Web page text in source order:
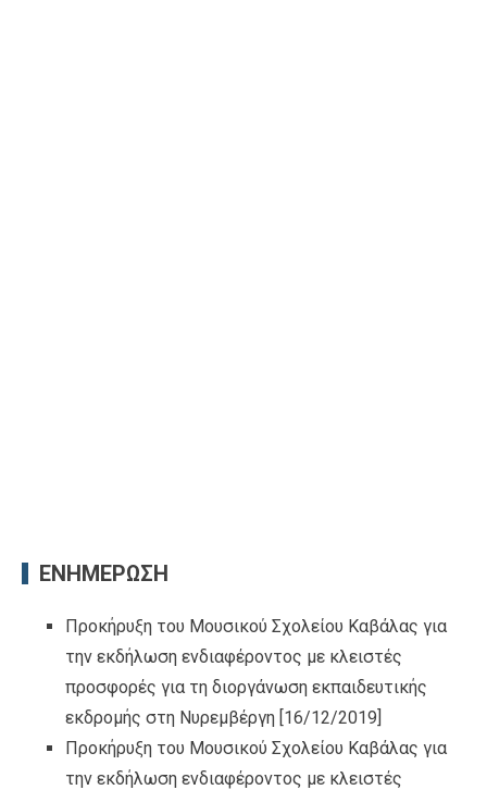
ΕΝΗΜΕΡΩΣΗ
Προκήρυξη του Μουσικού Σχολείου Καβάλας για
την εκδήλωση ενδιαφέροντος με κλειστές
προσφορές για τη διοργάνωση εκπαιδευτικής
εκδρομής στη Νυρεμβέργη [16/12/2019]
Προκήρυξη του Μουσικού Σχολείου Καβάλας για
την εκδήλωση ενδιαφέροντος με κλειστές